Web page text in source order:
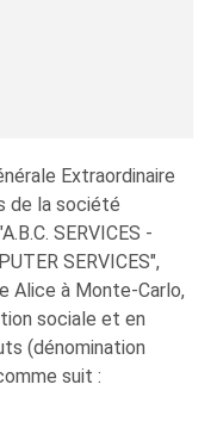
Extraordinaire
de la société
SERVICES -
SERVICES",
Alice à Monte-Carlo,
sociale et en
(dénomination
suit :